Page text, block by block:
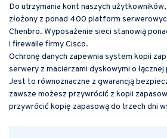
Do utrzymania kont naszych
złożony z ponad 400 platform
Chenbro. Wyposażenie sieci stanowią
i firewalle firmy Cisco.
Ochronę danych zapewnia system kopii
serwery z macierzami dyskowymi o
Jest to równoznaczne z gwarancją
zawsze możesz przywrócić z kopii
przywrócić kopię zapasową do trzech dni